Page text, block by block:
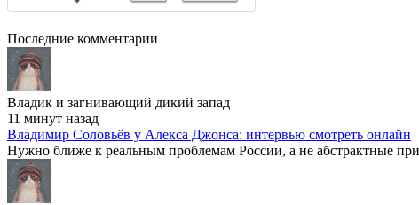
Последние комментарии
Владик и загнивающий дикий запад
11 минут назад
Владимир Соловьёв у Алекса Джонса: интервью смотреть онлайн
Нужно ближе к реальным проблемам России, а не абстрактные